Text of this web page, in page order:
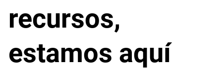
recursos,
estamos aquí